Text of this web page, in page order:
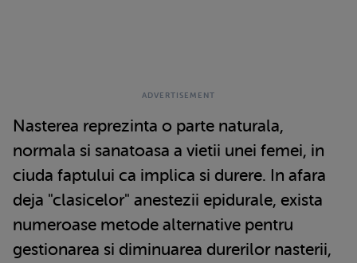
Nasterea reprezinta o parte naturala,
normala si sanatoasa a vietii unei femei, in
ciuda faptului ca implica si durere. In afara
deja "clasicelor" anestezii epidurale, exista
numeroase metode alternative pentru
gestionarea si diminuarea durerilor nasterii,